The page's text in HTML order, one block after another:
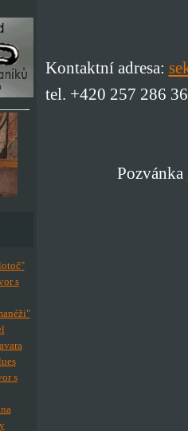
s
s
Kontaktní adresa:
tel. +420 257 286
Pozvánka